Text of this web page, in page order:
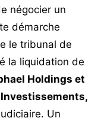
négocier un
démarche
le tribunal de
la liquidation de
Holdings et
Investissements,
Un